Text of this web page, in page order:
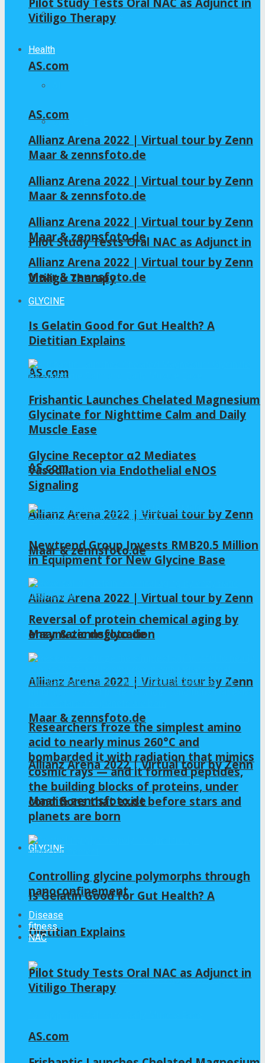
Home – Layout 5
Health
GLYCINE
NAC
Pilot Study Tests Oral NAC as Adjunct in
Vitiligo Therapy
AS.com
AS.com
Allianz Arena 2022 | Virtual tour by Zenn
Maar & zennsfoto.de
Allianz Arena 2022 | Virtual tour by Zenn
Maar & zennsfoto.de
Allianz Arena 2022 | Virtual tour by Zenn
Maar & zennsfoto.de
Allianz Arena 2022 | Virtual tour by Zenn
Maar & zennsfoto.de
GLYCINE
Is Gelatin Good for Gut Health? A
Dietitian Explains
Vitiligo Therapy
AS.com
AS.com
Allianz Arena 2022 | Virtual tour by Zenn
Maar & zennsfoto.de
Allianz Arena 2022 | Virtual tour by Zenn
Maar & zennsfoto.de
Allianz Arena 2022 | Virtual tour by Zenn
Maar & zennsfoto.de
Allianz Arena 2022 | Virtual tour by Zenn
Maar & zennsfoto.de
GLYCINE
Is Gelatin Good for Gut Health? A
Dietitian Explains
Frishantic Launches Chelated Magnesium
Glycinate for Nighttime Calm and Daily
Muscle Ease
Glycine Receptor α2 Mediates
Vasodilation via Endothelial eNOS
Signaling
Newtrend Group Invests RMB20.5 Million
in Equipment for New Glycine Base
Reversal of protein chemical aging by
enzymatic deglycation
Researchers froze the simplest amino
acid to nearly minus 260°C and
bombarded it with radiation that mimics
cosmic rays — and it formed peptides,
the building blocks of proteins, under
conditions that exist before stars and
planets are born
Controlling glycine polymorphs through
nanoconfinement
Disease
fitness
NAC
Pilot Study Tests Oral NAC as Adjunct in
Vitiligo Therapy
AS.com